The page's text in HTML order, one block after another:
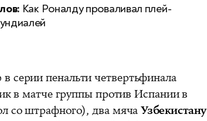
Как Роналду проваливал плей-
пенальти четвертьфинала
в матче группы против Испании в
со штрафного), два мячаУзбекистану